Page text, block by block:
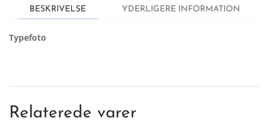
BESKRIVELSE YDERLIGERE INFORMATION
Typefoto
Relaterede varer